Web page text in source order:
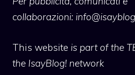
collaborazioni:
This website is part of the
the IsayBlog! network